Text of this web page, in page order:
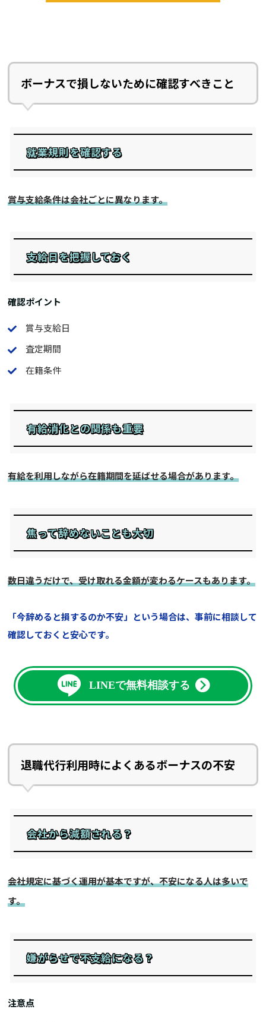
ボーナスで損しないために確認すべきこと
就業規則を確認する
賞与支給条件は会社ごとに異なります。
支給日を把握しておく
確認ポイント
賞与支給日
査定期間
在籍条件
有給消化との関係も重要
有給を利用しながら在籍期間を延ばせる場合があります。
焦って辞めないことも大切
数日違うだけで、受け取れる金額が変わるケースもあります。
「今辞めると損するのか不安」という場合は、事前に相談して
確認しておくと安心です。
LINEで無料相談する
退職代行利用時によくあるボーナスの不安
会社から減額される？
会社規定に基づく運用が基本ですが、不安になる人は多いで
す。
嫌がらせで不支給になる？
注意点